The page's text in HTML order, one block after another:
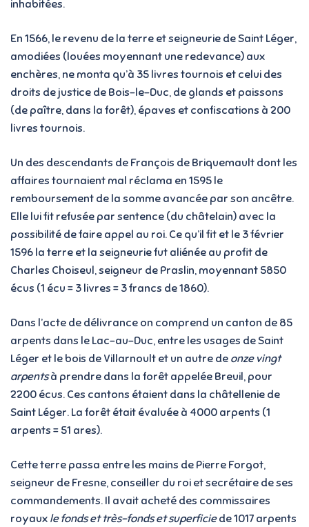
inhabitées.
En 1566, le revenu de la terre et seigneurie de Saint Léger,
amodiées (louées moyennant une redevance) aux
enchères, ne monta qu’à 35 livres tournois et celui des
droits de justice de Bois-le-Duc, de glands et paissons
(de paître, dans la forêt), épaves et confiscations à 200
livres tournois.
Un des descendants de François de Briquemault dont les
affaires tournaient mal réclama en 1595 le
remboursement de la somme avancée par son ancêtre.
Elle lui fit refusée par sentence (du châtelain) avec la
possibilité de faire appel au roi. Ce qu’il fit et le 3 février
1596 la terre et la seigneurie fut aliénée au profit de
Charles Choiseul, seigneur de Praslin, moyennant 5850
écus (1 écu = 3 livres = 3 francs de 1860).
Dans l’acte de délivrance on comprend un canton de 85
arpents dans le Lac-au-Duc, entre les usages de Saint
Léger et le bois de Villarnoult et un autre de onze vingt
arpentsà prendre dans la forêt appelée Breuil, pour
2200 écus. Ces cantons étaient dans la châtellenie de
Saint Léger. La forêt était évaluée à 4000 arpents (1
arpents = 51 ares).
Cette terre passa entre les mains de Pierre Forgot,
seigneur de Fresne, conseiller du roi et secrétaire de ses
commandements. Il avait acheté des commissaires
royaux le fonds et très-fonds et superficiede 1017 arpents